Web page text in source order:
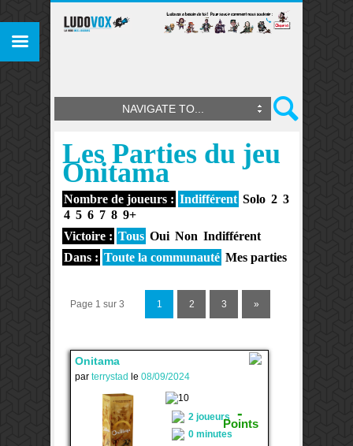
NAVIGATE TO...
Les Parties du jeu
Onitama
Nombre de joueurs : Indifférent Solo 2 3
4 5 6 7 8 9+
Victoire : Tous Oui Non Indifférent
Dans : Toute la communauté Mes parties
Page 1 sur 3 1 2 3 »
Onitama
par terrystad le 08/09/2024
-
Points
2 joueurs
0 minutes